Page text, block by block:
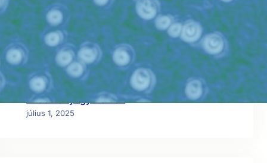
július 1, 2025
Noura nyert a fogyasztói elektronikai
terméktervezés kategóriában!
július 1, 2025
ICISK: Előadás a Szegedi
Tudományegyetemen
július 1, 2025